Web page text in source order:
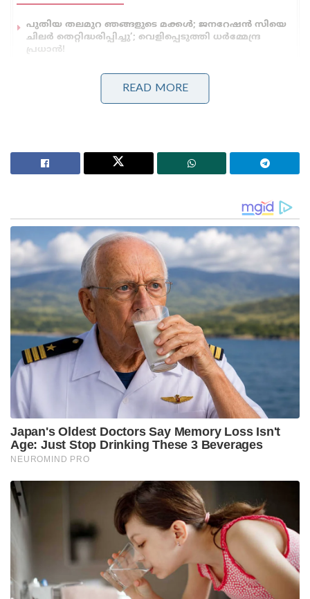
പുതിയ തലമുറ ഞങ്ങളുടെ മക്കൾ; ജനറേഷൻ സിയെ
ചിലർ തെറ്റിദ്ധരിപ്പിച്ചു’; വെളിപ്പെടുത്തി ധർമ്മേന്ദ്ര
പ്രധാൻ!
ആയങ്കി ഒടുവിൽ വലയിൽ; കണ്ണൂരിലെ
അപാർട്മെന്റിൽ നിന്ന് പൊക്കിയത് നാടകീയമായി!
സംവാദത്തിലാണ് ശശി തരൂർ പ്രധാനമന്ത്രിയുടെ
നിലപാടിനെ വീണ്ടും പ്രശംസിച്ചത്.റഷ്യൻ പ്രസിഡന്റ്
വൊളോദിമിർ സെലൻസ്‌കിക്കും സ്വീകാര്യനായ
നേതാവായി മാറാൻ നരേന്ദ്ര മോദിക്കു കഴിഞ്ഞുവെന്ന്
തരൂർ പറഞ്ഞു. ഇരുവിഭാഗങ്ങൾക്കും
അംഗീകരിക്കാൻ കഴിയുന്ന ഒരു പ്രധാനമന്ത്രി
ഇന്ത്യയ്ക്കുണ്ടെന്നും അദ്ദേഹം കൂട്ടിച്ചേർത്തു. റഷ്യ-
യുക്രെയിൻ യുദ്ധസമയത്ത് ഇന്ത്യ റഷ്യയിൽ നിന്ന്
എണ്ണ വാങ്ങുന്നതിനെ താൻ പാർലമെന്റിൽ
വിമർശിച്ചിരുന്നെങ്കിലും, ഇപ്പോൾ തന്റെ അന്നത്തെ
നിലപാട് തെറ്റായിരുന്നുവെന്ന് ബോധ്യമായെന്ന് തരൂർ
പറഞ്ഞു. ഡൽഹിയിൽ നടന്ന,’റായ്‌സിന
ഡയലോഗിൽ’ സംസാരിക്കുകയായിരുന്നു തരൂർ. രണ്ടു
രാജ്യങ്ങളുമായി നല്ല ബന്ധം നിലനിർത്താൻ മോദിക്ക്
കഴിഞ്ഞുവെന്നും മോദിയുടെ നയത്തെ താൻ
എതിർത്തത് അബദ്ധമായെന്നും തരൂർ പറഞ്ഞു.
READ MORE